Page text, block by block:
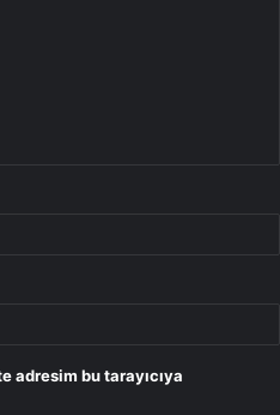
adresim bu tarayıcıya